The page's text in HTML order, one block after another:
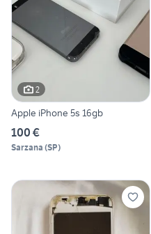
2
Apple iPhone 5s 16gb
100 €
Sarzana (SP)